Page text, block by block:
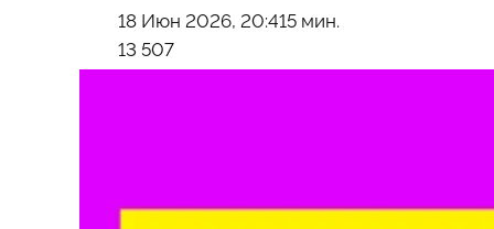
18 Июн 2026, 20:415 мин.
13 507